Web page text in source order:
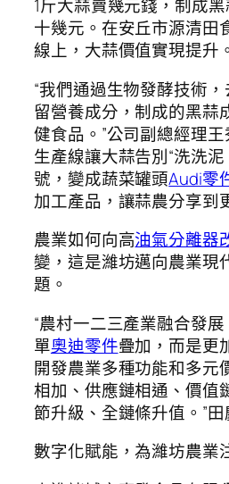
1斤大蒜賣幾元錢，制成
十幾元。在安丘市源清田
線上，大蒜價值實現提升。
“我們通過生物發酵技術
留營養成分，制成的黑蒜
健食品。”公司副總經理
生產線讓大蒜告別“洗洗
號，變成蔬菜罐頭Audi零
加工產品，讓蒜農分享到
農業如何向高油氣分離器
變，這是濰坊邁向農業現
題。
“農村一二三產業融合發
單奧迪零件疊加，而是更
開發農業多種功能和多元
相加、供應鏈相通、價值
節升級、全鏈條升值。”田
數字化賦能，為濰坊農業